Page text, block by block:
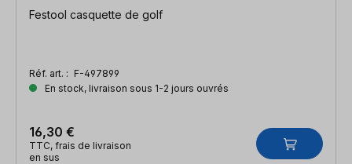
Festool casquette de golf
Réf. art. : F-497899
En stock, livraison sous 1-2 jours ouvrés
16,30 €
TTC, frais de livraison
en sus